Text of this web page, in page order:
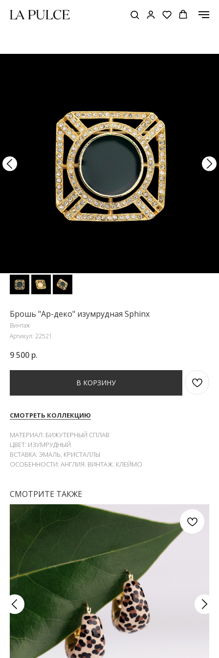
Брошь "Ар-деко" изумрудная Sphinx
Винтаж
Артикул: 22521
9 500 р.
В КОРЗИНУ
СМОТРЕТЬ КОЛЛЕКЦИЮ
МАТЕРИАЛ: БИЖУТЕРНЫЙ СПЛАВ
ЦВЕТ: ИЗУМРУДНЫЙ
ВСТАВКА: ЭМАЛЬ, КРИСТАЛЛЫ
ОСОБЕННОСТИ: АНГЛИЯ. ВИНТАЖ. КЛЕЙМО
СМОТРИТЕ ТАКЖЕ